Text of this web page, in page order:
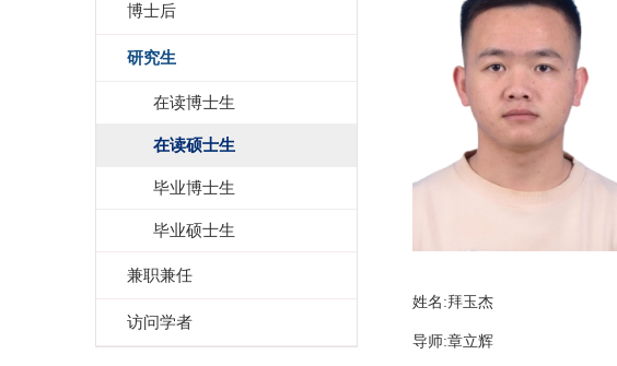
博士后
研究生
在读博士生
在读硕士生
毕业博士生
毕业硕士生
兼职兼任
访问学者
姓名:拜玉杰
导师:章立辉